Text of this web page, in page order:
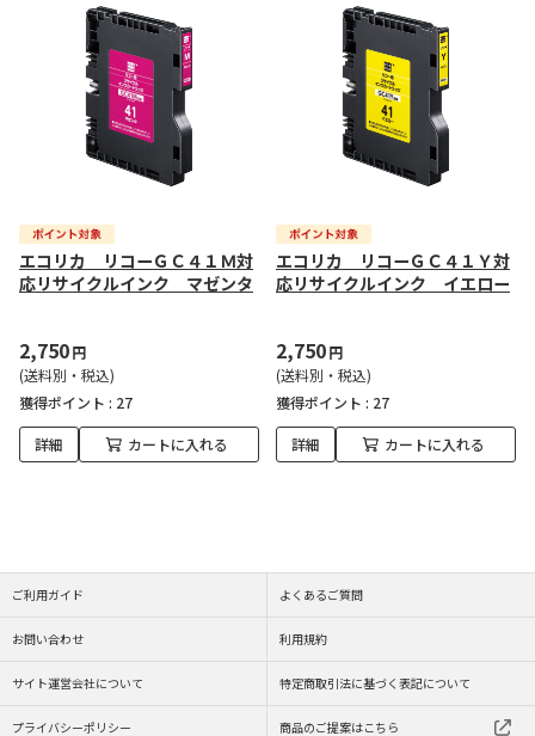
エコリカ リコーＧＣ４１Ｍ対
応リサイクルインク マゼンタ
2,750円
(送料別・税込)
獲得ポイント : 27
詳細 カートに入れる
エコリカ リコーＧＣ４１Ｙ対
応リサイクルインク イエロー
2,750円
(送料別・税込)
獲得ポイント : 27
詳細 カートに入れる
ご利用ガイド よくあるご質問
お問い合わせ 利用規約
サイト運営会社について 特定商取引法に基づく表記について
プライバシーポリシー 商品のご提案はこちら